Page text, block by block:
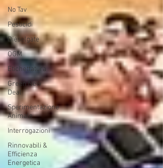
No Tav
Pesticidi
Dieselgate
OGM
Etichettatura
Green New
Deal
Sperimentazione
Animale
Interrogazioni
Rinnovabili &
Efficienza
Energetica